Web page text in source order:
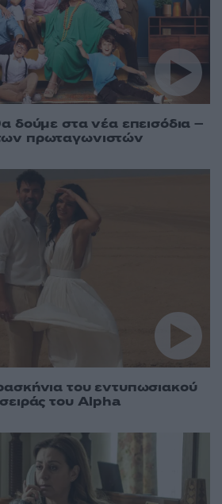
δούμε στα νέα επεισόδια –
πρωταγωνιστών
του εντυπωσιακού
του Alpha